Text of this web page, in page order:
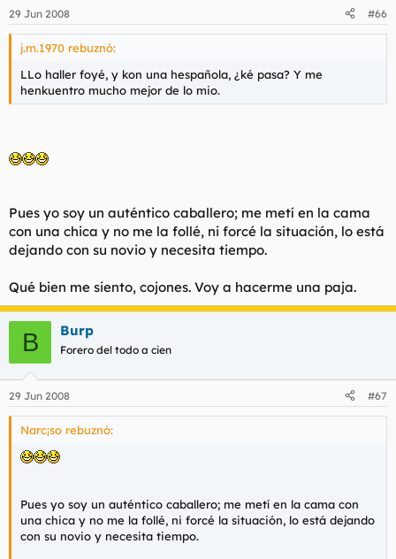
29 Jun 2008 #66
j.m.1970 rebuznó:
LLo haller foyé, y kon una hespañola, ¿ké pasa? Y me
henkuentro mucho mejor de lo mio.
Pues yo soy un auténtico caballero; me metí en la cama
con una chica y no me la follé, ni forcé la situación, lo está
dejando con su novio y necesita tiempo.
Qué bien me siento, cojones. Voy a hacerme una paja.
B Burp
Forero del todo a cien
29 Jun 2008 #67
Narc¡so rebuznó:
Pues yo soy un auténtico caballero; me metí en la cama con
una chica y no me la follé, ni forcé la situación, lo está dejando
con su novio y necesita tiempo.